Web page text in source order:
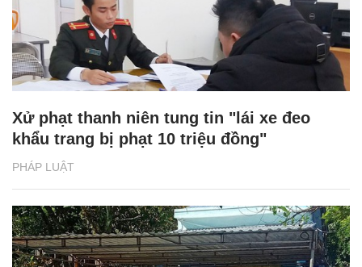
PHÁP LUẬT
Xử phạt thanh niên tung tin "lái xe đeo
khẩu trang bị phạt 10 triệu đồng"